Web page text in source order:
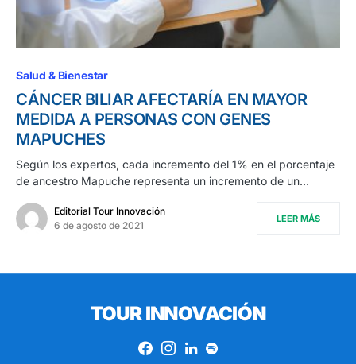
Salud & Bienestar
CÁNCER BILIAR AFECTARÍA EN MAYOR
MEDIDA A PERSONAS CON GENES
MAPUCHES
Según los expertos, cada incremento del 1% en el porcentaje
de ancestro Mapuche representa un incremento de un…
Editorial Tour Innovación
6 de agosto de 2021
LEER MÁS
TOUR INNOVACIÓN